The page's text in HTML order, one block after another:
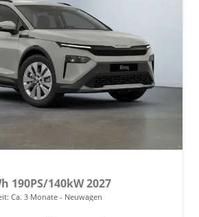
190PS/140kW 2027
Ca. 3 Monate Neuwagen